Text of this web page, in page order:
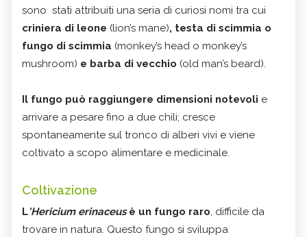
sono stati attribuiti una seria di curiosi nomi tra cui
criniera di leone (lion’s mane), testa di scimmia o
fungo di scimmia (monkey’s head o monkey’s
mushroom) e barba di vecchio (old man’s beard).
Il fungo può raggiungere dimensioni notevoli e
arrivare a pesare fino a due chili; cresce
spontaneamente sul tronco di alberi vivi e viene
coltivato a scopo alimentare e medicinale.
Coltivazione
L'Hericium erinaceusè un fungo raro, difficile da
trovare in natura. Questo fungo si sviluppa